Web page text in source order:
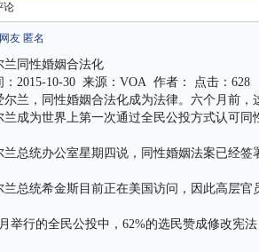
论
友 匿名
兰同性婚姻合法化
：2015-10-30 来源：VOA 作者： 点击：628
尔兰，同性婚姻合法化成为法律。六个月前
兰成为世界上第一次通过全民公投方式认可同
兰总统办公室星期四说，同性婚姻法案已经
兰总统希金斯目前正在美国访问，因此高层官
举行的全民公投中，62%的选民赞成修改宪